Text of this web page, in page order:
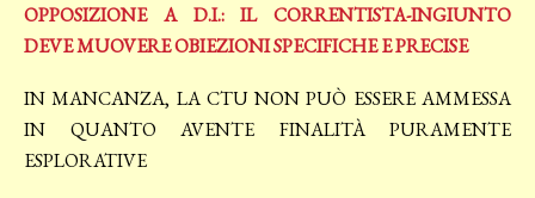
OPPOSIZIONE A D.I.: IL CORRENTISTA-INGIUNTO
DEVE MUOVERE OBIEZIONI SPECIFICHE E PRECISE
IN MANCANZA, LA CTU NON PUÒ ESSERE AMMESSA
IN QUANTO AVENTE FINALITÀ PURAMENTE
ESPLORATIVE